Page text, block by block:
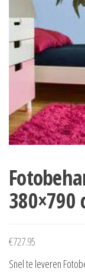
380×790
€727.95
Snel te leveren